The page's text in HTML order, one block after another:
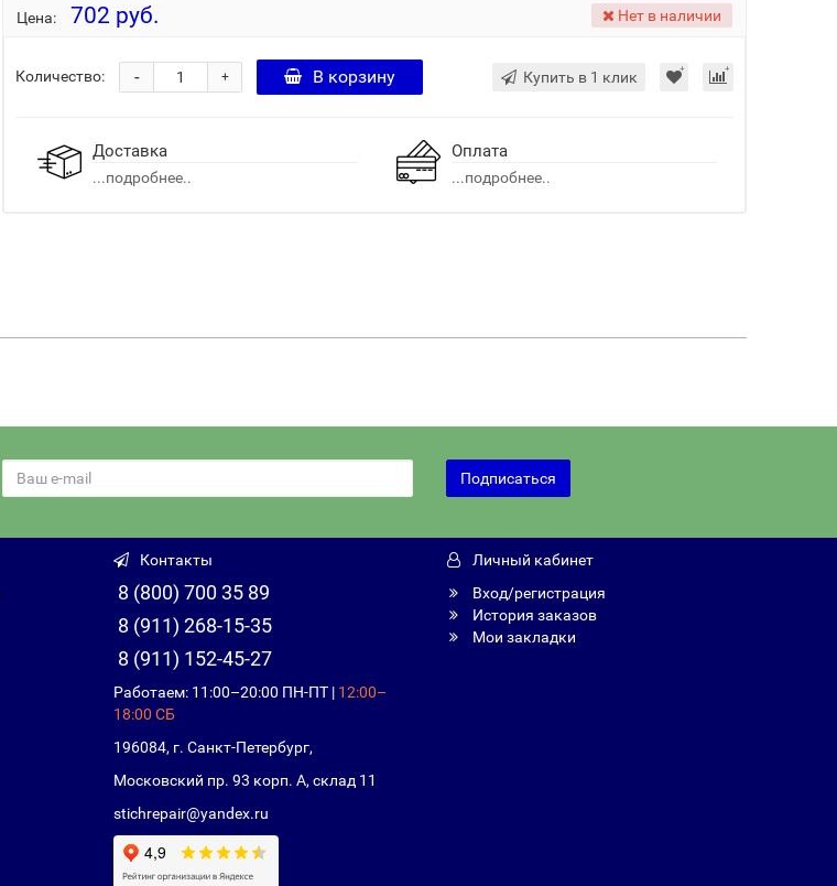
Цена: 702 руб. Нет в наличии
Количество: +
- В корзину Купить в 1 клик
Доставка
...подробнее..
Оплата
...подробнее..
Подписаться
Контакты
8 (800) 700 35 89
8 (911) 268-15-35
8 (911) 152-45-27
Работаем: 11:00–20:00 ПН-ПТ | 12:00–
18:00 СБ
196084, г. Санкт-Петербург,
Московский пр. 93 корп. А, склад 11
stichrepair@yandex.ru
Личный кабинет
Вход/регистрация
История заказов
Мои закладки